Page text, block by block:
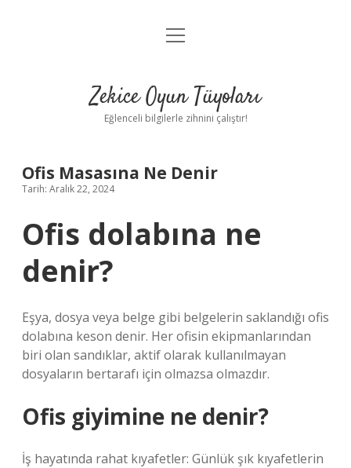
Anasayfa
Yasal Uyarı
menüyü
Zekice Oyun Tüyoları
Eğlenceli bilgilerle zihnini çalıştır!
Ofis Masasına Ne Denir
Tarih: Aralık 22, 2024
Ofis dolabına ne
denir?
Eşya, dosya veya belge gibi belgelerin saklandığı ofis
dolabına keson denir. Her ofisin ekipmanlarından
biri olan sandıklar, aktif olarak kullanılmayan
dosyaların bertarafı için olmazsa olmazdır.
Ofis giyimine ne denir?
İş hayatında rahat kıyafetler: Günlük şık kıyafetlerin